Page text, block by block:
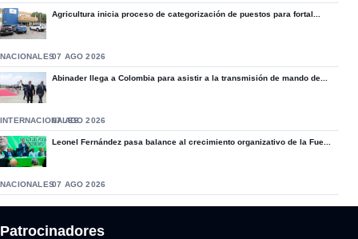
Agricultura inicia proceso de categorización de puestos para fortal...
NACIONALES07 AGO 2026
Abinader llega a Colombia para asistir a la transmisión de mando de...
INTERNACIONALES07 AGO 2026
Leonel Fernández pasa balance al crecimiento organizativo de la Fue...
NACIONALES07 AGO 2026
Patrocinadores